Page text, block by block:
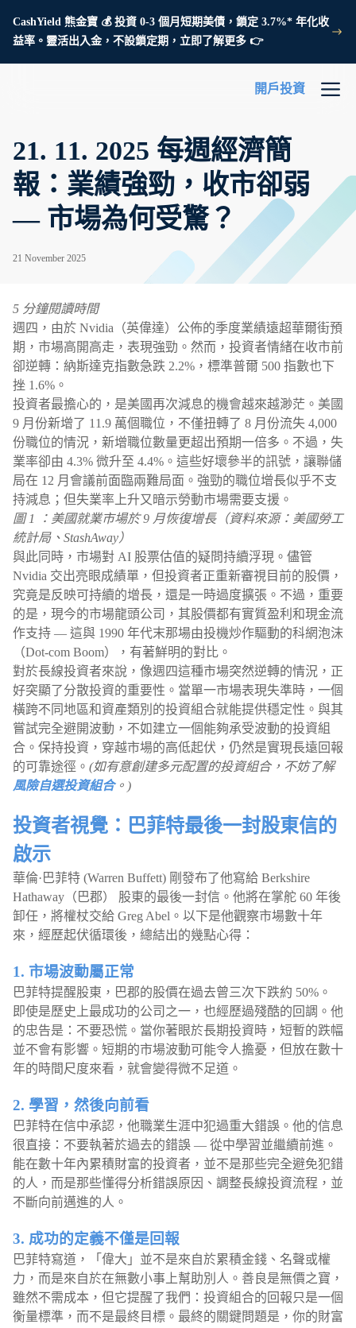
CashYield 熊金寶 💰 投資 0-3 個月短期美債，鎖定 3.7%* 年化收
益率。靈活出入金，不設鎖定期，立即了解更多 👉
開戶投資
21. 11. 2025 每週經濟簡
報：業績強勁，收市卻弱
— 市場為何受驚？
21 November 2025
5 分鐘閱讀時間
週四，由於 Nvidia（英偉達）公佈的季度業績遠超華爾街預
期，市場高開高走，表現強勁。然而，投資者情緒在收市前
卻逆轉：納斯達克指數急跌 2.2%，標準普爾 500 指數也下
挫 1.6%。
投資者最擔心的，是美國再次減息的機會越來越渺茫。美國
9 月份新增了 11.9 萬個職位，不僅扭轉了 8 月份流失 4,000
份職位的情況，新增職位數量更超出預期一倍多。不過，失
業率卻由 4.3% 微升至 4.4%。這些好壞參半的訊號，讓聯儲
局在 12 月會議前面臨兩難局面。強勁的職位增長似乎不支
持減息；但失業率上升又暗示勞動市場需要支援。
圖 1 ：美國就業市場於 9 月恢復增長（資料來源：美國勞工
統計局、StashAway）
與此同時，市場對 AI 股票估值的疑問持續浮現。儘管
Nvidia 交出亮眼成績單，但投資者正重新審視目前的股價，
究竟是反映可持續的增長，還是一時過度擴張。不過，重要
的是，現今的市場龍頭公司，其股價都有實質盈利和現金流
作支持 — 這與 1990 年代末那場由投機炒作驅動的科網泡沫
（Dot-com Boom），有著鮮明的對比。
對於長線投資者來說，像週四這種市場突然逆轉的情況，正
好突顯了分散投資的重要性。當單一市場表現失準時，一個
橫跨不同地區和資產類別的投資組合就能提供穩定性。與其
嘗試完全避開波動，不如建立一個能夠承受波動的投資組
合。保持投資，穿越市場的高低起伏，仍然是實現長遠回報
的可靠途徑。 (如有意創建多元配置的投資組合，不妨了解
風險自選投資組合。)
投資者視覺：巴菲特最後一封股東信的
啟示
華倫·巴菲特 (Warren Buffett) 剛發布了他寫給 Berkshire
Hathaway（巴郡） 股東的最後一封信。他將在掌舵 60 年後
卸任，將權杖交給 Greg Abel。以下是他觀察市場數十年
來，經歷起伏循環後，總結出的幾點心得：
1. 市場波動屬正常
巴菲特提醒股東，巴郡的股價在過去曾三次下跌約 50%。
即使是歷史上最成功的公司之一，也經歷過殘酷的回調。他
的忠告是：不要恐慌。當你著眼於長期投資時，短暫的跌幅
並不會有影響。短期的市場波動可能令人擔憂，但放在數十
年的時間尺度來看，就會變得微不足道。
2. 學習，然後向前看
巴菲特在信中承認，他職業生涯中犯過重大錯誤。他的信息
很直接：不要執著於過去的錯誤 — 從中學習並繼續前進。
能在數十年內累積財富的投資者，並不是那些完全避免犯錯
的人，而是那些懂得分析錯誤原因、調整長線投資流程，並
不斷向前邁進的人。
3. 成功的定義不僅是回報
巴菲特寫道，「偉大」並不是來自於累積金錢、名聲或權
力，而是來自於在無數小事上幫助別人。善良是無價之寶，
雖然不需成本，但它提醒了我們：投資組合的回報只是一個
衡量標準，而不是最終目標。最終的關鍵問題是，你的財富